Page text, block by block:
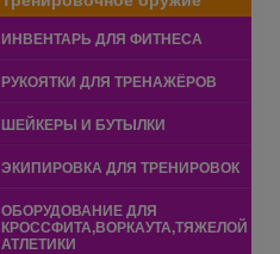
ИНВЕНТАРЬ ДЛЯ ФИТНЕСА
РУКОЯТКИ ДЛЯ ТРЕНАЖЁРОВ
ШЕЙКЕРЫ И БУТЫЛКИ
ЭКИПИРОВКА ДЛЯ ТРЕНИРОВОК
ОБОРУДОВАНИЕ ДЛЯ
КРОССФИТА,ВОРКАУТА,ТЯЖЕЛОЙ
АТЛЕТИКИ